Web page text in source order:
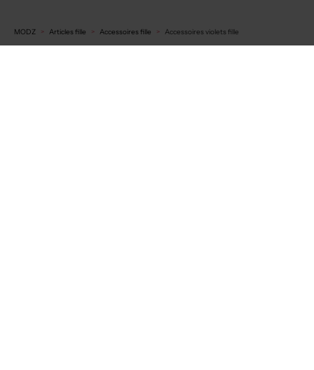
MODZ Articles fille Accessoires fille Accessoires violets fille